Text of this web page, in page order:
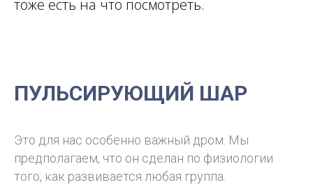
тоже есть на что посмотреть.
ПУЛЬСИРУЮЩИЙ ШАР
Это для нас особенно важный дром. Мы
предполагаем, что он сделан по физиологии
того, как развивается любая группа.